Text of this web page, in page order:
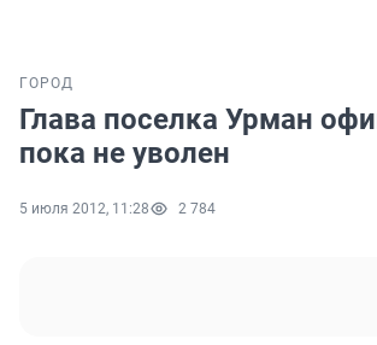
ГОРОД
Глава поселка Урман
пока не уволен
5 июля 2012, 11:28 2 784